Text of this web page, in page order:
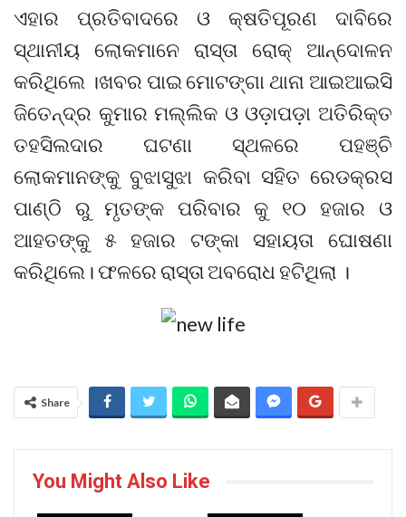
ଏହାର ପ୍ରତିବାଦରେ ଓ କ୍ଷତିପୂରଣ ଦାବିରେ
ସ୍ଥାନୀୟ ଲୋକମାନେ ରାସ୍ତା ରୋକ୍ ଆନ୍ଦୋଳନ
କରିଥିଲେ ।ଖବର ପାଇ ମୋଟଙ୍ଗା ଥାନା ଆଇଆଇସି
ଜିତେନ୍ଦ୍ର କୁମାର ମଲ୍ଲିକ ଓ ଓଡ଼ାପଡ଼ା ଅତିରିକ୍ତ
ତହସିଲଦାର ଘଟଣା ସ୍ଥଳରେ ପହଞ୍ଚି
ଲୋକମାନଙ୍କୁ ବୁଝାସୁଝା କରିବା ସହିତ ରେଡକ୍ରସ
ପାଣ୍ଠି ରୁ ମୃତଙ୍କ ପରିବାର କୁ ୧୦ ହଜାର ଓ
ଆହତଙ୍କୁ ୫ ହଜାର ଟଙ୍କା ସହାୟତା ଘୋଷଣା
କରିଥିଲେ। ଫଳରେ ରାସ୍ତା ଅବରୋଧ ହଟିଥିଲା ।
Share
You Might Also Like